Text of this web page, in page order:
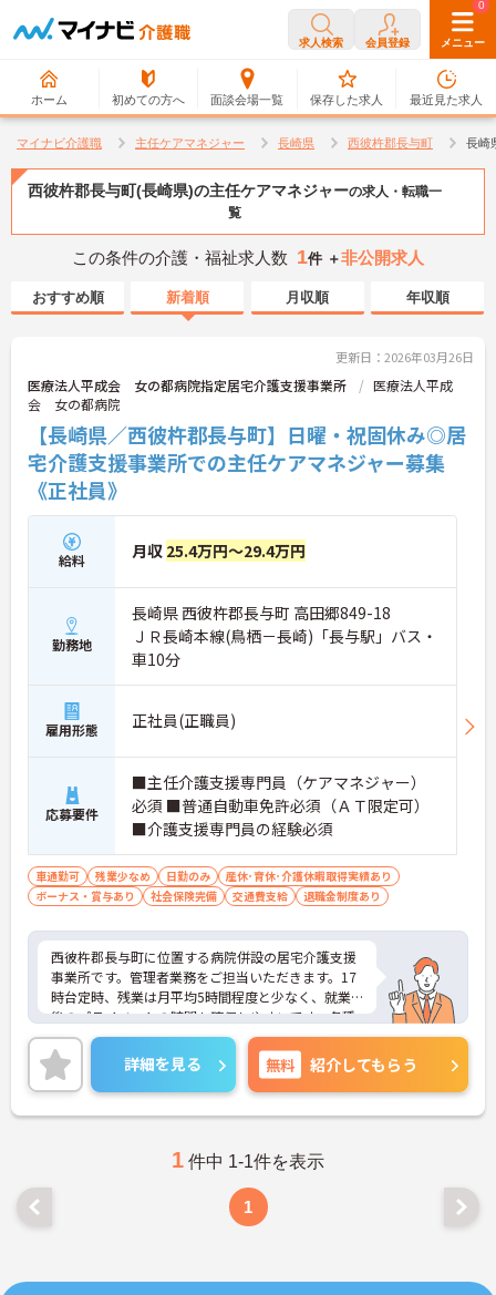
求人検索 会員登録 メニュー
ホーム 初めての方へ 面談会場一覧
0
保存した求人
0
最近見た求人
マイナビ介護職 主任ケアマネジャー 長崎県 西彼杵郡長与町 長崎
西彼杵郡長与町(長崎県)の主任ケアマネジャーの求人・転職一
覧
この条件の介護・福祉求人数 1件 ＋非公開求人
おすすめ順 新着順 月収順 年収順
更新日：2026年03月26日
医療法人平成会 女の都病院指定居宅介護支援事業所
医療法人平成
会 女の都病院
【長崎県／西彼杵郡長与町】日曜・祝固休み◎居
宅介護支援事業所での主任ケアマネジャー募集
《正社員》
給料 月収 25.4万円～29.4万円
勤務地
長崎県 西彼杵郡長与町 高田郷849-18
ＪＲ長崎本線(鳥栖－長崎)「長与駅」バス・
車10分
雇用形態 正社員(正職員)
応募要件
■主任介護支援専門員（ケアマネジャー）
必須 ■普通自動車免許必須（ＡＴ限定可）
■介護支援専門員の経験必須
車通勤可 残業少なめ 日勤のみ
産休･育休･介護休暇取得実績あり
ボーナス・賞与あり
社会保険完備 交通費支給 退職金制度あり
西彼杵郡長与町に位置する病院併設の居宅介護支援
事業所です。管理者業務をご担当いただきます。17
時台定時、残業は月平均5時間程度と少なく、就業
後のプライベートの時間も確保しやすいです。各種
手当も整っており、長く安心してお勤めいただけま
す。ご興味のある方には、面接対策ポイントなど、
さらに詳細をお話ししますのでお気軽にご相談くだ
さい！
詳細を見る 無料 紹介してもらう
1 件中 1-1件を表示
1